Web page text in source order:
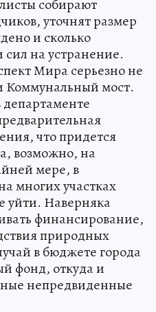
собирают
уточнят размер
и сколько
на устранение.
Мира серьезно не
Коммунальный мост.
что придется
возможно, на
мере, в
многих участках
уйти. Наверняка
финансирование,
природных
в бюджете города
фонд, откуда и
непредвиденные